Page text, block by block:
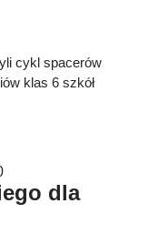
cykl spacerów
klas 6 szkół
dla